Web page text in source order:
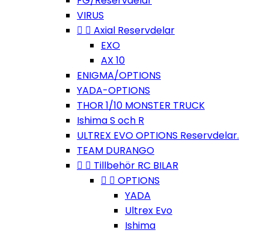
VIRUS
  Axial Reservdelar
EXO
AX 10
ENIGMA/OPTIONS
YADA-OPTIONS
THOR 1/10 MONSTER TRUCK
Ishima S och R
ULTREX EVO OPTIONS Reservdelar.
TEAM DURANGO
  Tillbehör RC BILAR
  OPTIONS
YADA
Ultrex Evo
Ishima